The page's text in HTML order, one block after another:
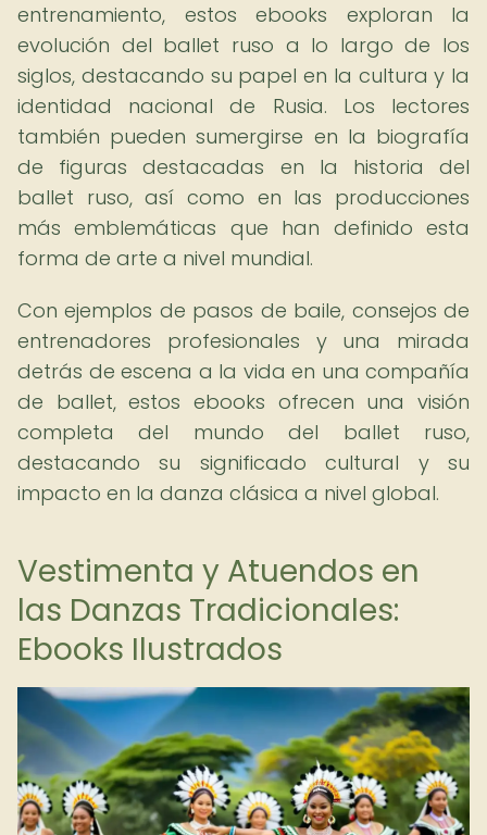
entrenamiento, estos ebooks exploran la
evolución del ballet ruso a lo largo de los
siglos, destacando su papel en la cultura y la
identidad nacional de Rusia. Los lectores
también pueden sumergirse en la biografía
de figuras destacadas en la historia del
ballet ruso, así como en las producciones
más emblemáticas que han definido esta
forma de arte a nivel mundial.
Con ejemplos de pasos de baile, consejos de
entrenadores profesionales y una mirada
detrás de escena a la vida en una compañía
de ballet, estos ebooks ofrecen una visión
completa del mundo del ballet ruso,
destacando su significado cultural y su
impacto en la danza clásica a nivel global.
Vestimenta y Atuendos en
las Danzas Tradicionales:
Ebooks Ilustrados